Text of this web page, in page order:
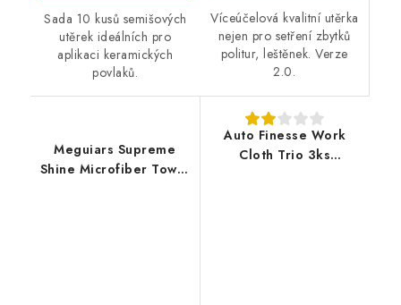
Sada 10 kusů semišových
utěrek ideálních pro
aplikaci keramických
povlaků.
Víceúčelová kvalitní utěrka
nejen pro setření zbytků
politur, leštěnek. Verze
2.0.
Meguiars Supreme
Shine Microfiber Towel
Auto Finesse Work
Cloth Trio 3ks